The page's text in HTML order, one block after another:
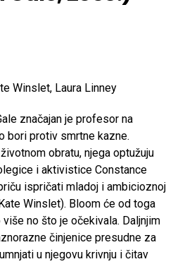
Winslet, Laura Linney
značajan je profesor na
bori protiv smrtne kazne.
obratu, njega optužuju
i aktivistice Constance
ispričati mladoj i ambicioznoj
Winslet). Bloom će od toga
no što je očekivala. Daljnjim
činjenice presudne za
u njegovu krivnju i čitav